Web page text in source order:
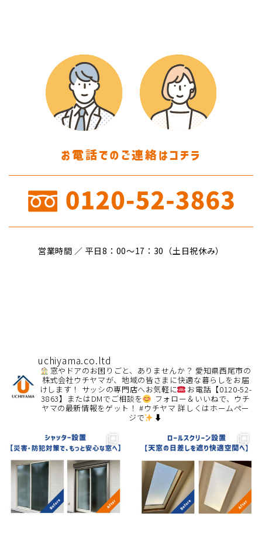
お電話でのご連絡はコチラ
営業時間 ／ 平日8：00〜17：30（土日祝休み）
uchiyama.co.ltd
窓やドアのお困りごと、ありませんか？ 愛知県西尾市の
株式会社ウチヤマが、地域の皆さまに快適な暮らしをお届
けします！
サッシの専門店へお気軽に
お電話【0120-52-
3863】またはDMでご相談を
フォロー＆いいねで、ウチ
ヤマの最新情報をゲット！ #ウチヤマ詳しくはホームペー
ジで
⬇